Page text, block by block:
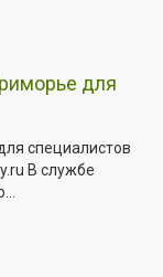
для
специалистов
В службе